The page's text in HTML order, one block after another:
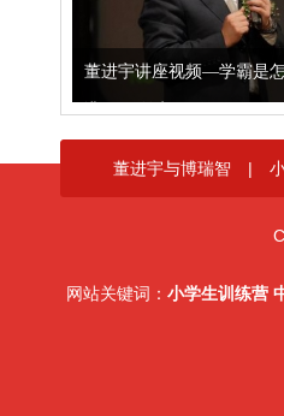
董进宇讲座视频—学霸是
播放次数：3662次
董进宇与博瑞智 |
网站关键词： 小学生训练营